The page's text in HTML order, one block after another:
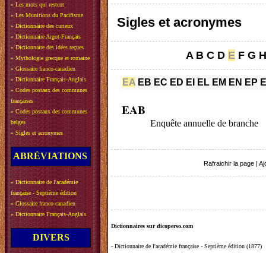
» Les mots qui restent
» Les Munitions du Pacifisme
» Dictionnaire des curieux
» Dictionnaire Argot-Français
» Dictionnaire des idées reçues
» Mythologie grecque et romaine
» Glossaire franco-canadien
» Dictionnaire Français-Anglais
» Codes postaux des communes
françaises
» Codes postaux des communes
belges
» Sigles et acronymes
ABRÉVIATIONS
» Dictionnaire de l'académie
française - Septième édition
» Glossaire franco-canadien
» Dictionnaire Français-Anglais
DIVERS
Sigles et acronymes
A B C D E F G H
EA EB EC ED EI EL EM EN EP
EAB
Enquête annuelle de branche
Rafraichir la page
Dictionnaires sur dicoperso.com
- Dictionnaire de l'académie française - Septième édition (1877)